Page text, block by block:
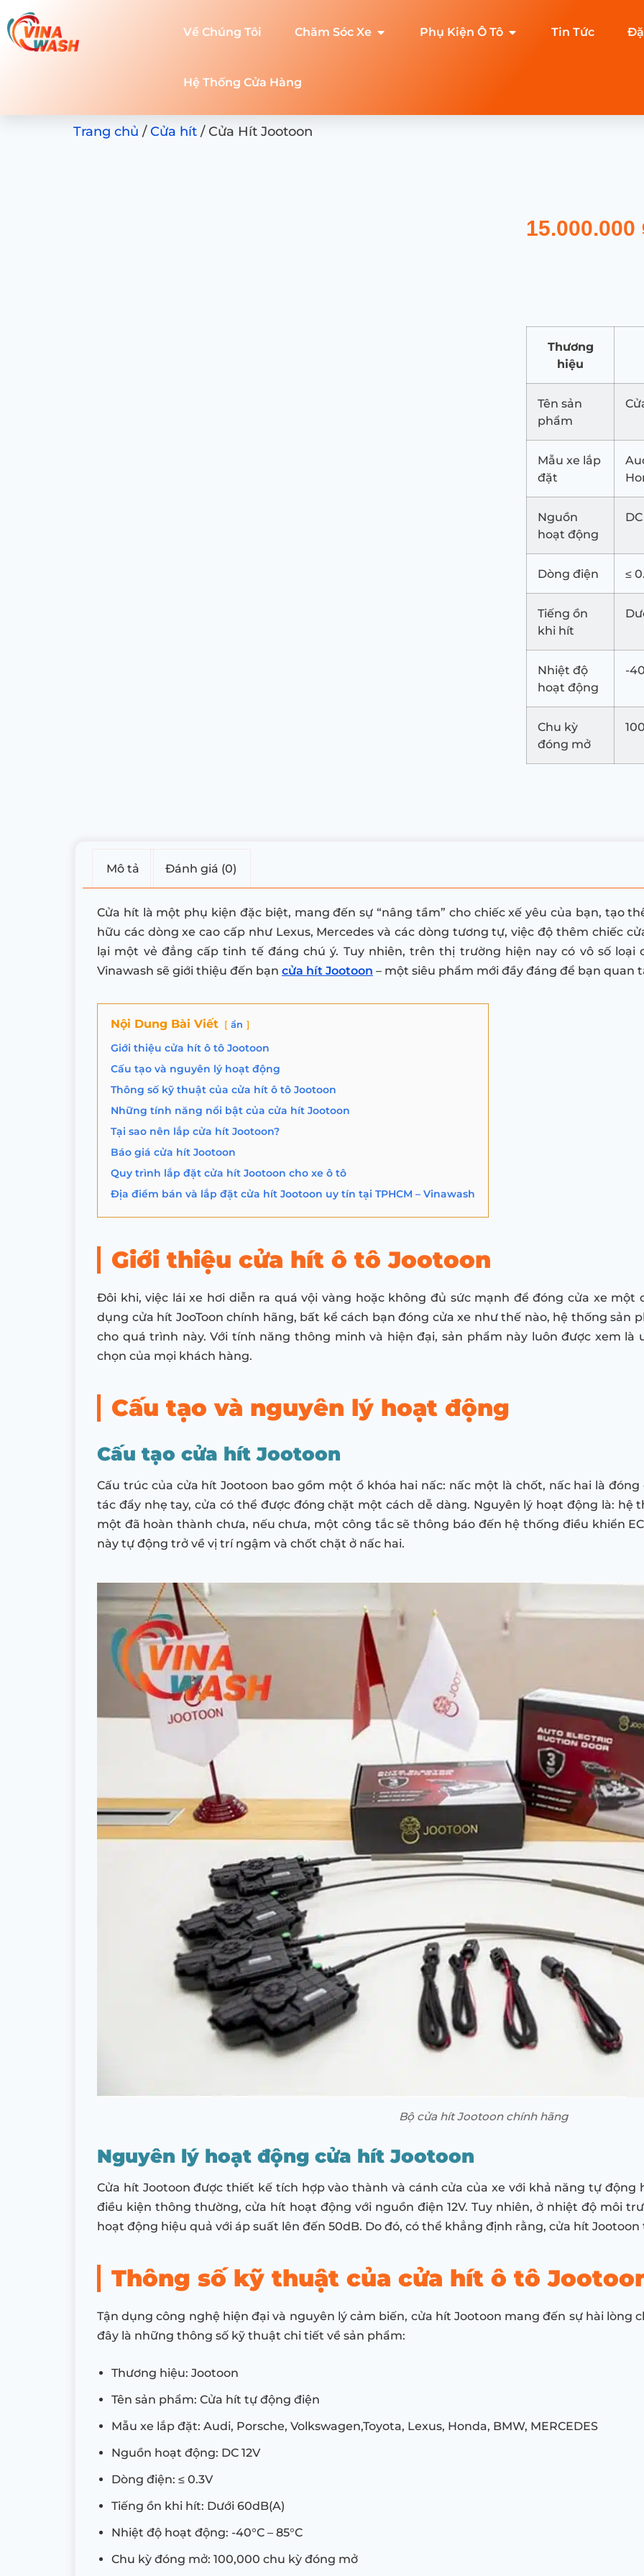
Về Chúng Tôi Chăm Sóc Xe Phụ Kiện Ô Tô Tin Tức
Hệ Thống Cửa Hàng
Trang chủ /Cửa hít / Cửa Hít Jootoon
15.000.000
Thương
hiệu
Tên sản
phẩm
Mẫu xe lắp
đặt
Nguồn
hoạt động
Dòng điện ≤
Tiếng ồn
khi hít
Nhiệt độ
hoạt động
-
Chu kỳ
đóng mở
Mô tả Đánh giá (0)
Cửa hít là một phụ kiện đặc biệt, mang đến sự “nâng tầm” cho chiếc xế yêu của bạn, tạo
hữu các dòng xe cao cấp như Lexus, Mercedes và các dòng tương tự, việc độ thêm chiếc
lại một vẻ đẳng cấp tinh tế đáng chú ý. Tuy nhiên, trên thị trường hiện nay có vô số loại
Vinawash sẽ giới thiệu đến bạn cửa hít Jootoon – một siêu phẩm mới đầy đáng để bạn quan
Nội Dung Bài Viết ẩn
Giới thiệu cửa hít ô tô Jootoon
Cấu tạo và nguyên lý hoạt động
Thông số kỹ thuật của cửa hít ô tô Jootoon
Những tính năng nổi bật của cửa hít Jootoon
Tại sao nên lắp cửa hít Jootoon?
Báo giá cửa hít Jootoon
Quy trình lắp đặt cửa hít Jootoon cho xe ô tô
Địa điểm bán và lắp đặt cửa hít Jootoon uy tín tại TPHCM – Vinawash
Giới thiệu cửa hít ô tô Jootoon
Đôi khi, việc lái xe hơi diễn ra quá vội vàng hoặc không đủ sức mạnh để đóng cửa xe một
dụng cửa hít JooToon chính hãng, bất kể cách bạn đóng cửa xe như thế nào, hệ thống sản
cho quá trình này. Với tính năng thông minh và hiện đại, sản phẩm này luôn được xem
chọn của mọi khách hàng.
Cấu tạo và nguyên lý hoạt động
Cấu tạo cửa hít Jootoon
Cấu trúc của cửa hít Jootoon bao gồm một ổ khóa hai nấc: nấc một là chốt, nấc hai là
tác đẩy nhẹ tay, cửa có thể được đóng chặt một cách dễ dàng. Nguyên lý hoạt động là: hệ
một đã hoàn thành chưa, nếu chưa, một công tắc sẽ thông báo đến hệ thống điều khiển
này tự động trở về vị trí ngậm và chốt chặt ở nấc hai.
Bộ cửa hít Jootoon chính hãng
Nguyên lý hoạt động cửa hít Jootoon
Cửa hít Jootoon được thiết kế tích hợp vào thành và cánh cửa của xe với khả năng tự động
điều kiện thông thường, cửa hít hoạt động với nguồn điện 12V. Tuy nhiên, ở nhiệt độ môi
hoạt động hiệu quả với áp suất lên đến 50dB. Do đó, có thể khẳng định rằng, cửa hít
Thông số kỹ thuật của cửa hít ô tô
Tận dụng công nghệ hiện đại và nguyên lý cảm biến, cửa hít Jootoon mang đến sự hài lòng
đây là những thông số kỹ thuật chi tiết về sản phẩm:
Thương hiệu: Jootoon
Tên sản phẩm: Cửa hít tự động điện
Mẫu xe lắp đặt: Audi, Porsche, Volkswagen,Toyota, Lexus, Honda, BMW, MERCEDES
Nguồn hoạt động: DC 12V
Dòng điện: ≤ 0.3V
Tiếng ồn khi hít: Dưới 60dB(A)
Nhiệt độ hoạt động: -40°C – 85°C
Chu kỳ đóng mở: 100,000 chu kỳ đóng mở